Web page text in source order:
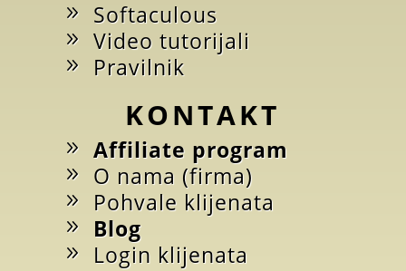
Softaculous
Video tutorijali
Pravilnik
KONTAKT
Affiliate program
O nama (firma)
Pohvale klijenata
Blog
Login klijenata